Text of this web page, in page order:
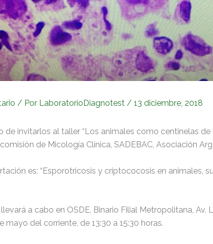
/ Por LaboratorioDiagnotest / 13 diciembre, 2018
de invitarlos al taller “Los animales como centinelas de
de Micología Clínica, SADEBAC, Asociación
es: “Esporotricosis y criptococosis en animales,
a cabo en OSDE, Binario Filial Metropolitana, Av.
mayo del corriente, de 13:30 a 15:30 horas.